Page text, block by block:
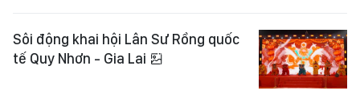
Sôi động khai hội Lân Sư Rồng quốc
tế Quy Nhơn - Gia Lai